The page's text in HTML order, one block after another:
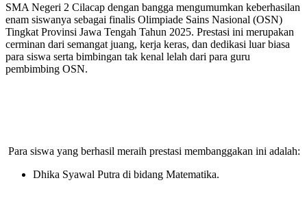
SMA Negeri 2 Cilacap dengan bangga mengumumkan keberhasilan
enam siswanya sebagai finalis Olimpiade Sains Nasional (OSN)
Tingkat Provinsi Jawa Tengah Tahun 2025. Prestasi ini merupakan
cerminan dari semangat juang, kerja keras, dan dedikasi luar biasa
para siswa serta bimbingan tak kenal lelah dari para guru
pembimbing OSN.
Para siswa yang berhasil meraih prestasi membanggakan ini adalah:
Dhika Syawal Putra di bidang Matematika.